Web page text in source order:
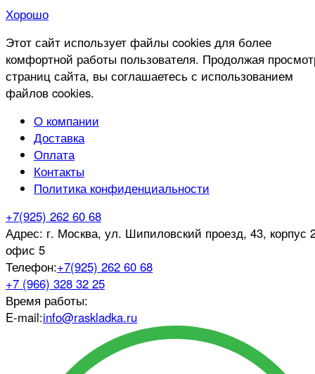
Хорошо
Этот сайт использует файлы cookies для более
комфортной работы пользователя. Продолжая
страниц сайта, вы соглашаетесь с использованием
файлов cookies.
О компании
Доставка
Оплата
Контакты
Политика конфиденциальности
+7(925) 262 60 68
Адрес: г. Москва, ул. Шипиловский проезд, 43, корпус
офис 5
Телефон:+7(925) 262 60 68
+7 (966) 328 32 25
Время работы:
E-mail:info@raskladka.ru